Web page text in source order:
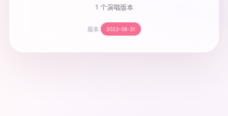
1 个演唱版本
版本 2023-08-31